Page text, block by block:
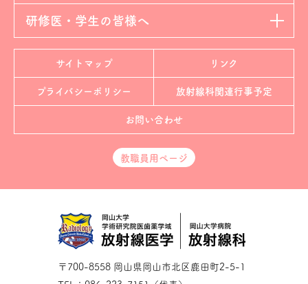
研修医・学生の皆様へ
〒700-8558 岡山県岡山市北区鹿田町2-5-1
サイトマップ リンク
プライバシーポリシー 放射線科関連行事予定
お問い合わせ
教職員用ページ